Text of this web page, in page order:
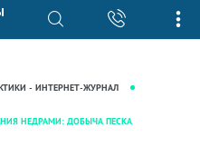
- ИНТЕРНЕТ-ЖУРНАЛ
НЕДРАМИ: ДОБЫЧА ПЕСКА